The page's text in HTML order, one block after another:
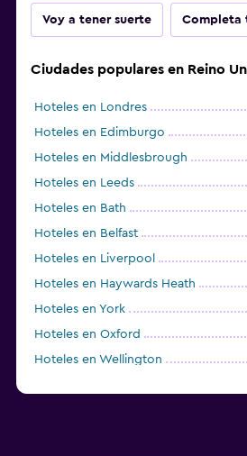
Voy a tener suerte Completa
Ciudades populares en Reino
Hoteles en Londres
Hoteles en Edimburgo
Hoteles en Middlesbrough
Hoteles en Leeds
Hoteles en Bath
Hoteles en Belfast
Hoteles en Liverpool
Hoteles en Haywards Heath
Hoteles en York
Hoteles en Oxford
Hoteles en Wellington